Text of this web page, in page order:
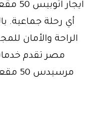
أي رحلة جماعية.
الراحة والأمان
مصر تقدم
مرسيدس 50 مقعد VIP بأحدث موديل…